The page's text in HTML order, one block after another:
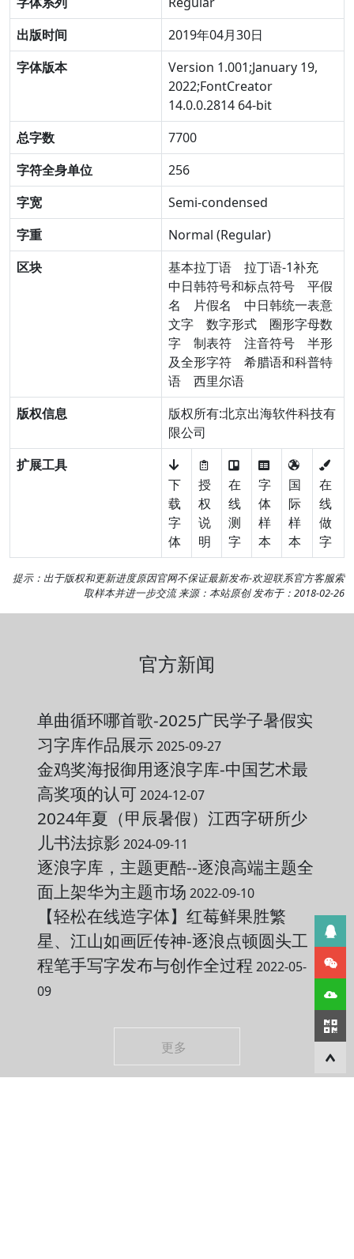
出版时间
2019年04月30日
字体版本
Version 1.001;January 19,
2022;FontCreator
14.0.0.2814 64-bit
总字数
7700
字符全身单位
256
字宽
Semi-condensed
字重
Normal (Regular)
区块
基本拉丁语
拉丁语-1补充
中日韩符号和标点符号
平假
名
片假名
中日韩统一表意
文字
数字形式
圈形字母数
字
制表符 注音符号
半形
及全形字符
希腊语和科普特
语
西里尔语
版权信息
版权所有:北京出海软件科技有
限公司
扩展工具
下
载
字
体
授
权
说
明
在
线
测
字
字
体
样
本
国
际
样
本
在
线
做
字
提示：出于版权和更新进度原因官网不保证最新发布-欢迎联系官方客服索
取样本并进一步交流 来源：本站原创 发布于：2018-02-26
官方新闻
单曲循环哪首歌-2025广民学子暑假实
习字库作品展示 2025-09-27
金鸡奖海报御用逐浪字库-中国艺术最
高奖项的认可2024-12-07
2024年夏（甲辰暑假）江西字研所少
儿书法掠影 2024-09-11
逐浪字库，主题更酷--逐浪高端主题全
面上架华为主题市场 2022-09-10
【轻松在线造字体】红莓鲜果胜繁
星、江山如画匠传神-逐浪点顿圆头工
程笔手写字发布与创作全过程 2022-05-
09
更多